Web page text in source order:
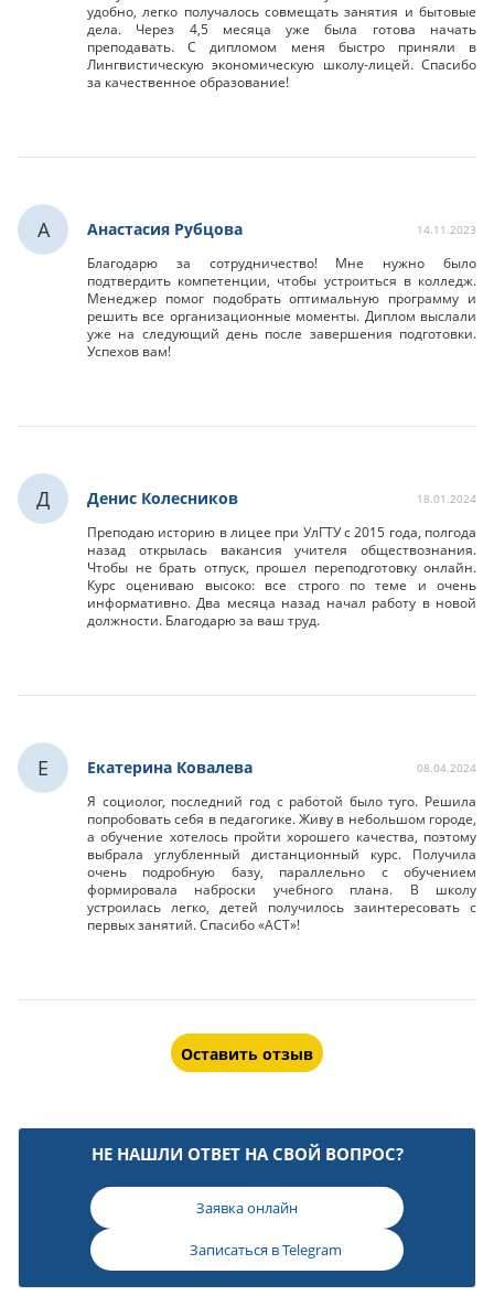
удобно, легко получалось совмещать занятия и бытовые
дела. Через 4,5 месяца уже была готова начать
преподавать. С дипломом меня быстро приняли в
Лингвистическую экономическую школу-лицей. Спасибо
за качественное образование!
А Анастасия Рубцова 14.11.2023
Благодарю за сотрудничество! Мне нужно было
подтвердить компетенции, чтобы устроиться в колледж.
Менеджер помог подобрать оптимальную программу и
решить все организационные моменты. Диплом выслали
уже на следующий день после завершения подготовки.
Успехов вам!
Д Денис Колесников 18.01.2024
Преподаю историю в лицее при УлГТУ с 2015 года, полгода
назад открылась вакансия учителя обществознания.
Чтобы не брать отпуск, прошел переподготовку онлайн.
Курс оцениваю высоко: все строго по теме и очень
информативно. Два месяца назад начал работу в новой
должности. Благодарю за ваш труд.
Е Екатерина Ковалева 08.04.2024
Я социолог, последний год с работой было туго. Решила
попробовать себя в педагогике. Живу в небольшом городе,
а обучение хотелось пройти хорошего качества, поэтому
выбрала углубленный дистанционный курс. Получила
очень подробную базу, параллельно с обучением
формировала наброски учебного плана. В школу
устроилась легко, детей получилось заинтересовать с
первых занятий. Спасибо «АСТ»!
Оставить отзыв
НЕ НАШЛИ ОТВЕТ НА СВОЙ ВОПРОС?
Заявка онлайн
Записаться вTelegram